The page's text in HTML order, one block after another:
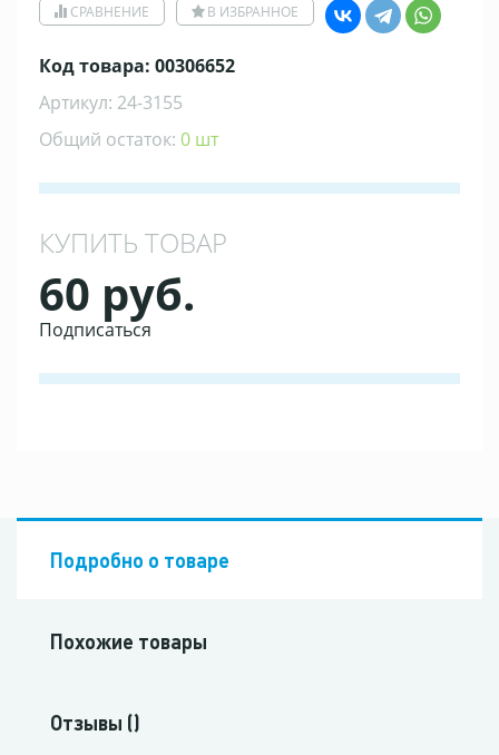
СРАВНЕНИЕ В ИЗБРАННОЕ
Код товара: 00306652
Артикул: 24-3155
Общий остаток: 0 шт
КУПИТЬ ТОВАР
60 руб.
Подписаться
Подробно о товаре
Похожие товары
Отзывы ()